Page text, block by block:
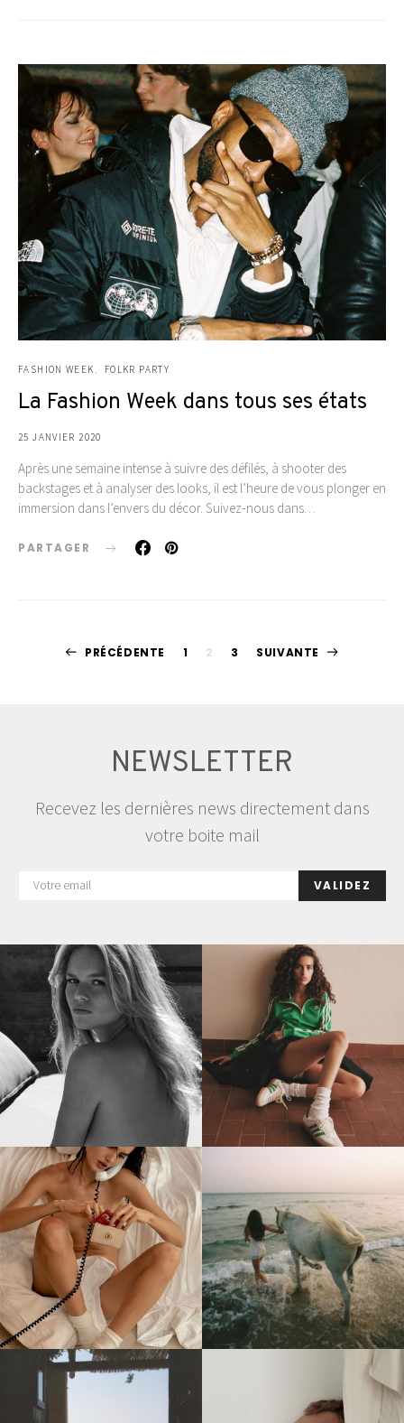
FASHION WEEK FOLKR PARTY
La Fashion Week dans tous ses états
25 JANVIER 2020
Après une semaine intense à suivre des défilés, à shooter des
backstages et à analyser des looks, il est l’heure de vous plonger en
immersion dans l’envers du décor. Suivez-nous dans…
PARTAGER
Pagination
PRÉCÉDENTE 1 2 3 SUIVANTE
NEWSLETTER
Recevez les dernières news directement dans
votre boite mail
VALIDEZ